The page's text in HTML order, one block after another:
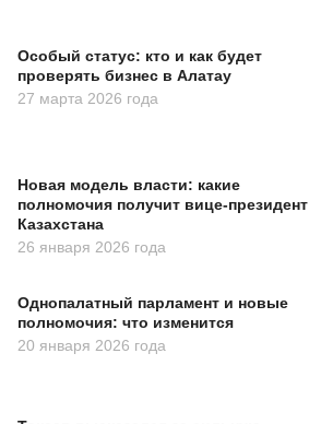
Особый статус: кто и как будет
проверять бизнес в Алатау
27 марта 2026 года
Новая модель власти: какие
полномочия получит вице-президент
Казахстана
26 января 2026 года
Однопалатный парламент и новые
полномочия: что изменится
20 января 2026 года